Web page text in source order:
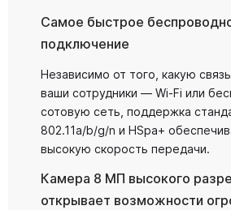
Самое быстрое
подключение
Независимо от того, какую
ваши сотрудники — Wi-Fi или
сотовую сеть, поддержка
802.11a/b/g/n и HSpa+
высокую скорость передачи.
Камера 8 МП высокого
открывает возможности